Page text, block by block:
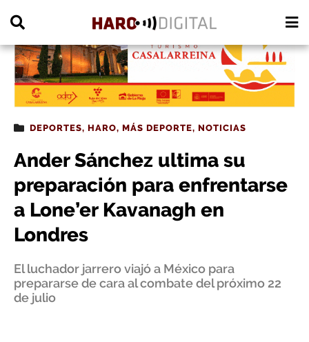
DEPORTES, HARO, MÁS DEPORTE, NOTICIAS
Ander Sánchez ultima su
preparación para enfrentarse
a Lone’er Kavanagh en
Londres
El luchador jarrero viajó a México para
prepararse de cara al combate del próximo 22
de julio